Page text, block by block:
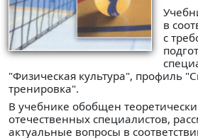
в
с
"Физическая культура", профиль
тренировка".
В учебнике обобщен
отечественных специалистов,
актуальные вопросы в